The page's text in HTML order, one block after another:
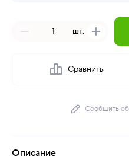
шт.
Сравнить
Сообщить
Описание